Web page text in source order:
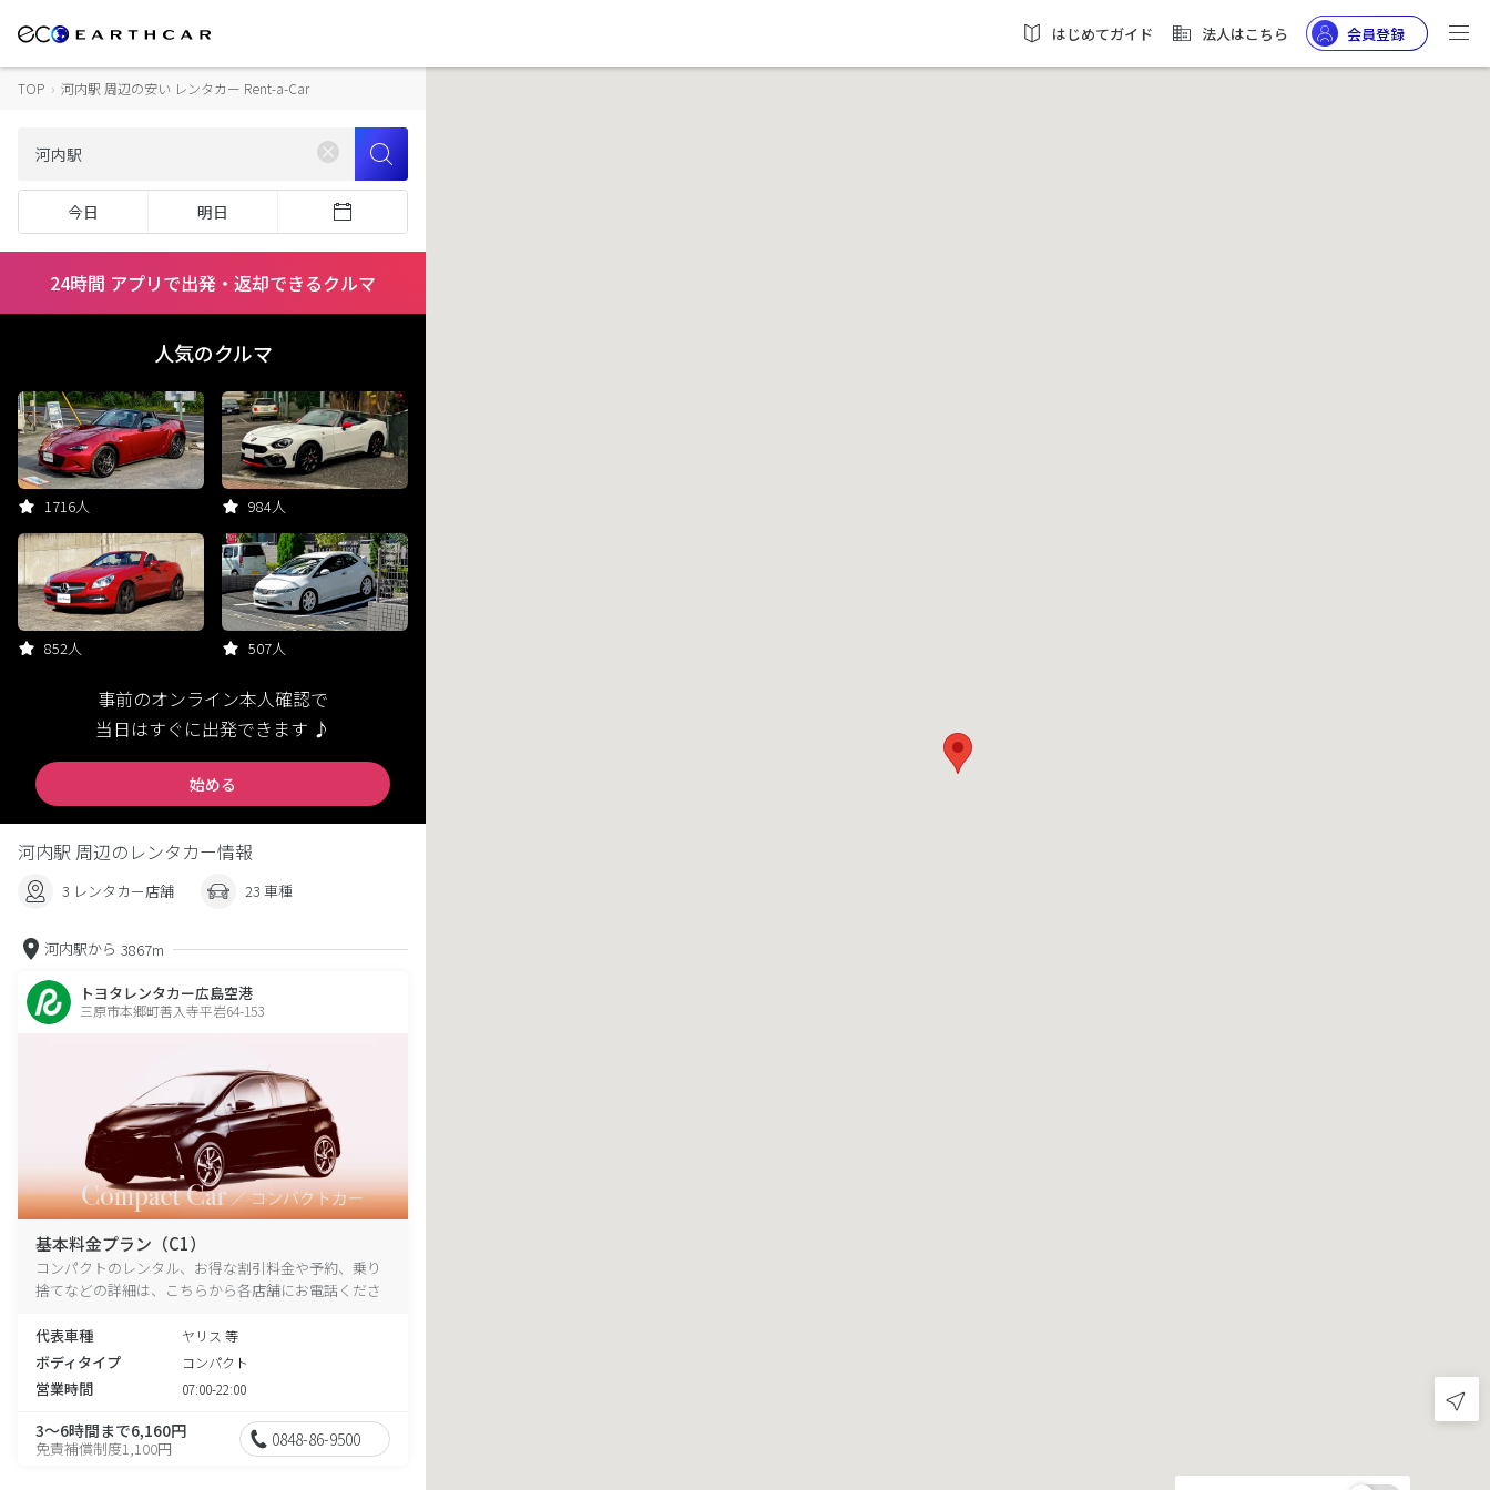
はじめてガイド 法人はこちら 会員登録
TOP › 河内駅 周辺の安い レンタカー Rent-a-Car
今日 明日
24時間 アプリで出発・返却できるクルマ
人気のクルマ
1716人 984人
852人 507人
事前のオンライン本人確認で
当日はすぐに出発できます ♪
始める
河内駅 周辺のレンタカー情報
3 レンタカー店舗 23 車種
河内駅から 3867m
トヨタレンタカー広島空港
三原市本郷町善入寺平岩64-153
基本料金プラン（C1）
コンパクトのレンタル、お得な割引料金や予約、乗り
捨てなどの詳細は、こちらから各店舗にお電話くださ
代表車種
ヤリス 等
ボディタイプ コンパクト
営業時間 07:00-22:00
3～6時間まで6,160円
免責補償制度1,100円 0848-86-9500